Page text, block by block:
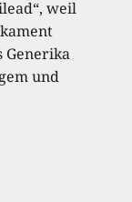
weil
Generika
und